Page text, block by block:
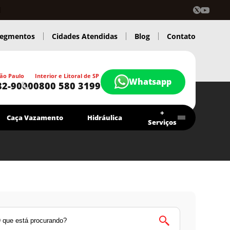
Cidades Atendidas Blog Contato
Paulo
9000
Interior e Litoral de SP
0800 580 3199 Whatsapp
Caça Vazamento Hidráulica
+
Serviços
Atendimento 24 Hs.